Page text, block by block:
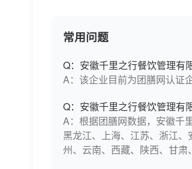
常用问题
Q：安徽千里之行餐饮管理有
A：该企业目前为团膳网认证
Q：安徽千里之行餐饮管理有
A：根据团膳网数据，安徽千
黑龙江、上海、江苏、浙江
州、云南、西藏、陕西、甘肃